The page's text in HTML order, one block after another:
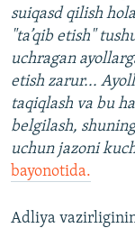
suiqasd qilish
"ta’qib etish"
uchragan
etish zarur...
taqiqlash va bu
belgilash,
uchun jazoni
bayonotida.
Adliya